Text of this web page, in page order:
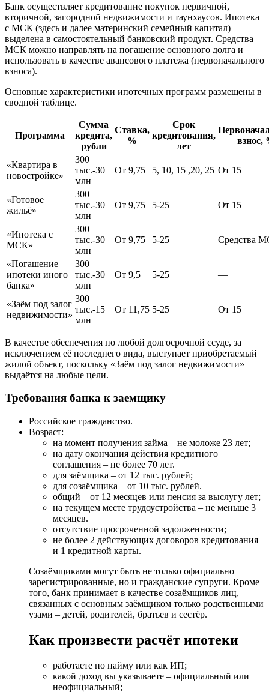
Банк осуществляет кредитование покупок первичной,
вторичной, загородной недвижимости и таунхаусов. Ипотека
с МСК (здесь и далее материнский семейный капитал)
выделена в самостоятельный банковский продукт. Средства
МСК можно направлять на погашение основного долга и
использовать в качестве авансового платежа (первоначального
взноса).
Основные характеристики ипотечных программ размещены в
сводной таблице.
Программа
Сумма
кредита,
рубли
Ставка,
%
Срок
кредитования,
лет
взнос,
«Квартира в
новостройке»
300
тыс.-30
млн
От 9,75 5, 10, 15 ,20, 25 От 15
«Готовое
жильё»
300
тыс.-30
млн
От 9,75 5-25 От 15
«Ипотека с
МСК»
300
тыс.-30
млн
От 9,75 5-25 Средства
«Погашение
ипотеки иного
банка»
300
тыс.-30
млн
От 9,5 5-25 —
«Заём под залог
недвижимости»
300
тыс.-15
млн
От 11,75 5-25 От 15
В качестве обеспечения по любой долгосрочной ссуде, за
исключением её последнего вида, выступает приобретаемый
жилой объект, поскольку «Заём под залог недвижимости»
выдаётся на любые цели.
Требования банка к заемщику
Российское гражданство.
Возраст:
на момент получения займа – не моложе 23 лет;
на дату окончания действия кредитного
соглашения – не более 70 лет.
для заёмщика – от 12 тыс. рублей;
для созаёмщика – от 10 тыс. рублей.
общий – от 12 месяцев или пенсия за выслугу лет;
на текущем месте трудоустройства – не меньше 3
месяцев.
отсутствие просроченной задолженности;
не более 2 действующих договоров кредитования
и 1 кредитной карты.
Созаёмщиками могут быть не только официально
зарегистрированные, но и гражданские супруги. Кроме
того, банк принимает в качестве созаёмщиков лиц,
связанных с основным заёмщиком только родственными
узами – детей, родителей, братьев и сестёр.
Как произвести расчёт ипотеки
работаете по найму или как ИП;
какой доход вы указываете – официальный или
неофициальный;